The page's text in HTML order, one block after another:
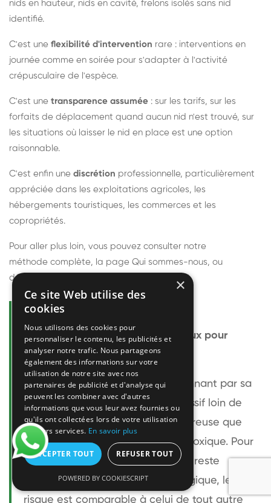
nids en hauteur, nids en cavité, frelons isolés sans nid
identifié.
C'est une flexibilité d'intervention rare : interventions en
journée comme en soirée pour s'adapter à l'activité
crépusculaire de l'espèce.
C'est une transparence assumée : sur les tarifs, sur les
forfaits de déplacement quand aucun nid n'est trouvé, sur
les situations où laisser le nid en place est une option
raisonnable.
C'est enfin une discrétion professionnelle, particulièrement
appréciée dans les exploitations agricoles, les
hébergements touristiques, les commerces et les
copropriétés.
Pour aller plus loin, vous pouvez consulter notre
méthode complète, la page Qui sommes-nous, ou
découvrir
Questions fréquentes
Le frelon européen est-il dangereux pour
l'homme ?
Le frelon européen est impressionnant par sa
taille mais relativement peu agressif loin de
son nid. Sa piqûre est plus douloureuse que
celle d'une guêpe sans être plus toxique. Pour
une personne non allergique, elle reste
bénigne. Pour une personne allergique, le
risque est comparable à celui de tout autre
×
Ce site Web utilise des
cookies
Nous utilisons des cookies pour
personnaliser le contenu, les publicités et
analyser notre trafic. Nous partageons
également des informations sur votre
utilisation de notre site avec nos
partenaires de publicité et d'analyse qui
peuvent les combiner avec d'autres
informations que vous leur avez fournies ou
qu'ils ont collectées lors de votre utilisation
de leurs services. En savoir plus
ACCEPTER TOUT REFUSER TOUT
POWERED BY COOKIESCRIPT